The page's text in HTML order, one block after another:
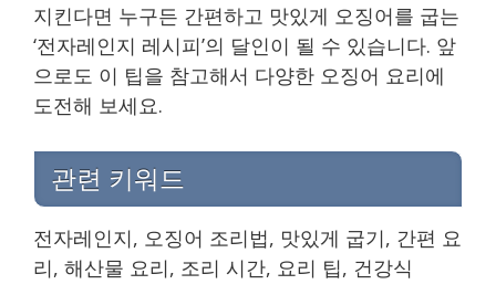
지킨다면 누구든 간편하고 맛있게 오징어를 굽는
‘전자레인지 레시피’의 달인이 될 수 있습니다. 앞
으로도 이 팁을 참고해서 다양한 오징어 요리에
도전해 보세요.
관련 키워드
전자레인지, 오징어 조리법, 맛있게 굽기, 간편 요
리, 해산물 요리, 조리 시간, 요리 팁, 건강식